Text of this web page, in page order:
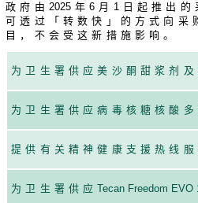
政府由 2025年6月1日起推出的
可透过「转数快」的方式向
目，不会受这新措施影响。
为卫生署供应美沙酮甜浆剂
为卫生署供应病毒核糖核酸
提供有关精神健康支援热线服
为卫生署供应Tecan Freedom EVO